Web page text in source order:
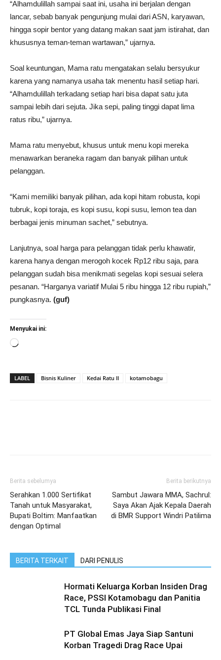
“Alhamdulillah sampai saat ini, usaha ini berjalan dengan
lancar, sebab banyak pengunjung mulai dari ASN, karyawan,
hingga sopir bentor yang datang makan saat jam istirahat, dan
khususnya teman-teman wartawan,” ujarnya.
Soal keuntungan, Mama ratu mengatakan selalu bersyukur
karena yang namanya usaha tak menentu hasil setiap hari.
“Alhamdulillah terkadang setiap hari bisa dapat satu juta
sampai lebih dari sejuta. Jika sepi, paling tinggi dapat lima
ratus ribu,” ujarnya.
Mama ratu menyebut, khusus untuk menu kopi mereka
menawarkan beraneka ragam dan banyak pilihan untuk
pelanggan.
“Kami memiliki banyak pilihan, ada kopi hitam robusta, kopi
tubruk, kopi toraja, es kopi susu, kopi susu, lemon tea dan
berbagai jenis minuman sachet,” sebutnya.
Lanjutnya, soal harga para pelanggan tidak perlu khawatir,
karena hanya dengan merogoh kocek Rp12 ribu saja, para
pelanggan sudah bisa menikmati segelas kopi sesuai selera
pesanan. “Harganya variatif Mulai 5 ribu hingga 12 ribu rupiah,”
pungkasnya. (guf)
Menyukai ini:
Memuat...
LABEL Bisnis Kuliner Kedai Ratu II kotamobagu
Berita sebelumya
Serahkan 1.000 Sertifikat
Tanah untuk Masyarakat,
Bupati Boltim: Manfaatkan
dengan Optimal
Berita berikutnya
Sambut Jawara MMA, Sachrul:
Saya Akan Ajak Kepala Daerah
di BMR Support Windri Patilima
BERITA TERKAIT DARI PENULIS
Hormati Keluarga Korban Insiden Drag
Race, PSSI Kotamobagu dan Panitia
TCL Tunda Publikasi Final
PT Global Emas Jaya Siap Santuni
Korban Tragedi Drag Race Upai